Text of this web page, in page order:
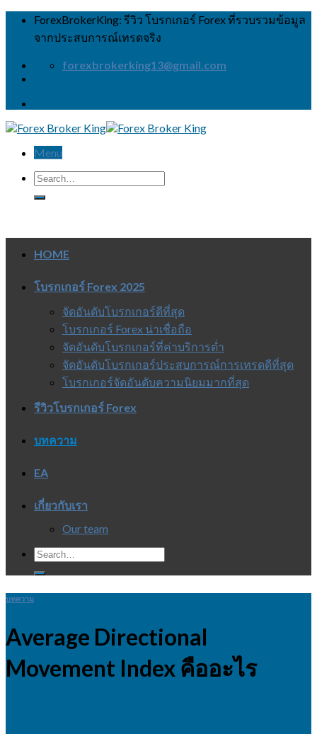
Skip
content
ForexBrokerKing: รีวิว โบรกเกอร์ Forex ที่รวบรวมข้อมูล
จากประสบการณ์เทรดจริง
forexbrokerking13@gmail.com
Menu
HOME
โบรกเกอร์ Forex 2025
จัดอันดับโบรกเกอร์ดีที่สุด
โบรกเกอร์ Forex น่าเชื่อถือ
จัดอันดับโบรกเกอร์ที่ค่าบริการต่ำ
จัดอันดับโบรกเกอร์ประสบการณ์การเทรดดีที่สุด
โบรกเกอร์จัดอันดับความนิยมมากที่สุด
รีวิวโบรกเกอร์ Forex
บทความ
EA
เกี่ยวกับเรา
Our team
บทความ
Average Directional
Movement Index คืออะไร